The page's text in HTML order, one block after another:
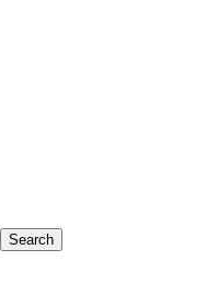
Search